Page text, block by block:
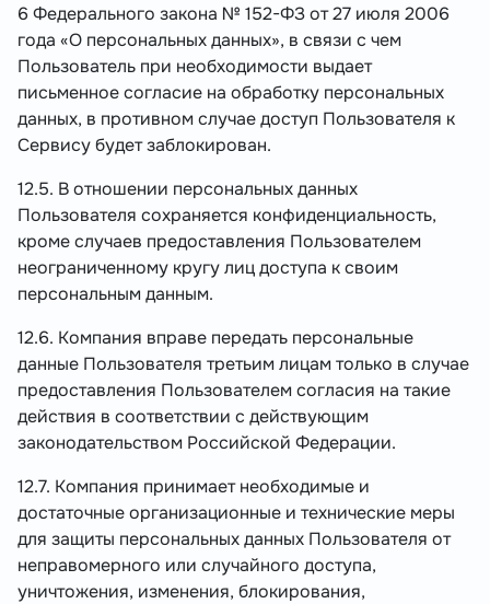
6 Федерального закона № 152-ФЗ от 27 июля 2006
года «О персональных данных», в связи с чем
Пользователь при необходимости выдает
письменное согласие на обработку персональных
данных, в противном случае доступ Пользователя к
Сервису будет заблокирован.
12.5. В отношении персональных данных
Пользователя сохраняется конфиденциальность,
кроме случаев предоставления Пользователем
неограниченному кругу лиц доступа к своим
персональным данным.
12.6. Компания вправе передать персональные
данные Пользователя третьим лицам только в случае
предоставления Пользователем согласия на такие
действия в соответствии с действующим
законодательством Российской Федерации.
12.7. Компания принимает необходимые и
достаточные организационные и технические меры
для защиты персональных данных Пользователя от
неправомерного или случайного доступа,
уничтожения, изменения, блокирования,